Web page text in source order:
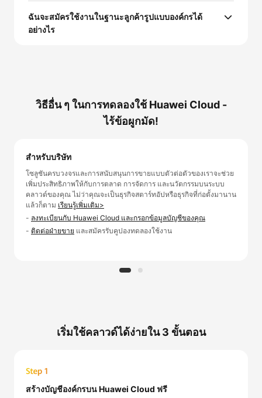
ฉันจะสมัครใช้งานในฐานะลูกค้ารูปแบบองค์กรได้
อย่างไร
วิธีอื่น ๆ ในการทดลองใช้ Huawei Cloud -
ไร้ข้อผูกมัด!
สำหรับบริษัท
โซลูชันครบวงจรและการสนับสนุนการขายแบบตัวต่อตัวของเราจะช่วย
เพิ่มประสิทธิภาพให้กับการตลาด การจัดการ และนวัตกรรมบนระบบ
คลาวด์ของคุณ ไม่ว่าคุณจะเป็นธุรกิจสตาร์ทอัปหรือธุรกิจที่ก่อตั้งมานาน
แล้วก็ตาม เรียนรู้เพิ่มเติม>
- ลงทะเบียนกับ Huawei Cloud และกรอกข้อมูลบัญชีของคุณ
- ติดต่อฝ่ายขาย และสมัครรับคูปองทดลองใช้งาน
เริ่มใช้คลาวด์ได้ง่ายใน 3 ขั้นตอน
สร้างบัญชีองค์กรบน Huawei Cloud ฟรี